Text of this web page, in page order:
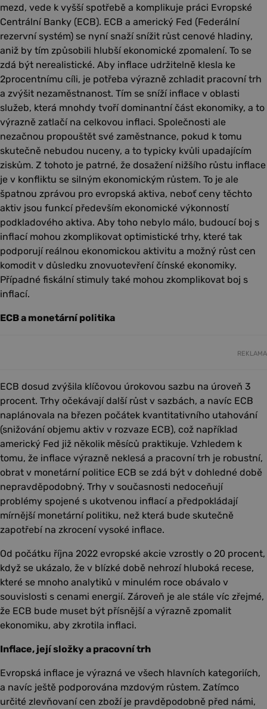
mezd, vede k vyšší spotřebě a komplikuje práci Evropské
Centrální Banky (ECB). ECB a americký Fed (Federální
rezervní systém) se nyní snaží snížit růst cenové hladiny,
aniž by tím způsobili hlubší ekonomické zpomalení. To se
zdá být nerealistické. Aby inflace udržitelně klesla ke
2procentnímu cíli, je potřeba výrazně zchladit pracovní trh
a zvýšit nezaměstnanost. Tím se sníží inflace v oblasti
služeb, která mnohdy tvoří dominantní část ekonomiky, a to
výrazně zatlačí na celkovou inflaci. Společnosti ale
nezačnou propouštět své zaměstnance, pokud k tomu
skutečně nebudou nuceny, a to typicky kvůli upadajícím
ziskům. Z tohoto je patrné, že dosažení nižšího růstu inflace
je v konfliktu se silným ekonomickým růstem. To je ale
špatnou zprávou pro evropská aktiva, neboť ceny těchto
aktiv jsou funkcí především ekonomické výkonností
podkladového aktiva. Aby toho nebylo málo, budoucí boj s
inflací mohou zkomplikovat optimistické trhy, které tak
podporují reálnou ekonomickou aktivitu a možný růst cen
komodit v důsledku znovuotevření čínské ekonomiky.
Případné fiskální stimuly také mohou zkomplikovat boj s
inflací.
ECB a monetární politika
REKLAMA
ECB dosud zvýšila klíčovou úrokovou sazbu na úroveň 3
procent. Trhy očekávají další růst v sazbách, a navíc ECB
naplánovala na březen počátek kvantitativního utahování
(snižování objemu aktiv v rozvaze ECB), což například
americký Fed již několik měsíců praktikuje. Vzhledem k
tomu, že inflace výrazně neklesá a pracovní trh je robustní,
obrat v monetární politice ECB se zdá být v dohledné době
nepravděpodobný. Trhy v současnosti nedoceňují
problémy spojené s ukotvenou inflací a předpokládají
mírnější monetární politiku, než která bude skutečně
zapotřebí na zkrocení vysoké inflace.
Od počátku října 2022 evropské akcie vzrostly o 20 procent,
když se ukázalo, že v blízké době nehrozí hluboká recese,
které se mnoho analytiků v minulém roce obávalo v
souvislosti s cenami energií. Zároveň je ale stále víc zřejmé,
že ECB bude muset být přísnější a výrazně zpomalit
ekonomiku, aby zkrotila inflaci.
Inflace, její složky a pracovní trh
Evropská inflace je výrazná ve všech hlavních kategoriích,
a navíc ještě podporována mzdovým růstem. Zatímco
určité zlevňovaní cen zboží je pravděpodobně před námi,